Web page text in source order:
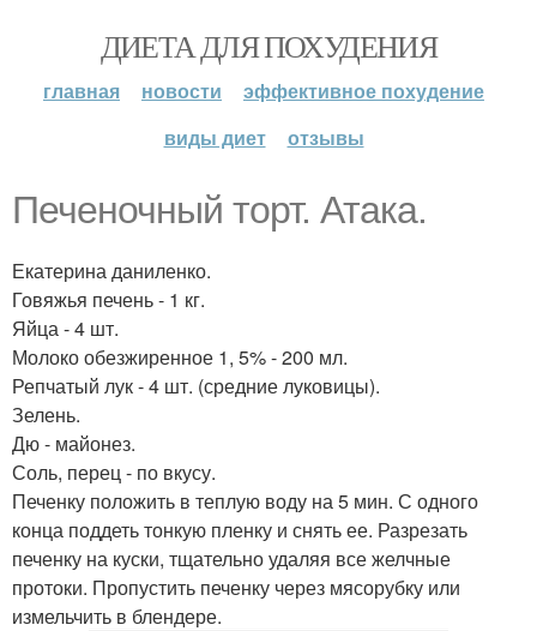
ДИЕТА ДЛЯ ПОХУДЕНИЯ
главная новости
эффективное похудение
виды диет
отзывы
Печеночный торт. Атака.
Екатерина даниленко.
Говяжья печень - 1 кг.
Яйца - 4 шт.
Молоко обезжиренное 1, 5% - 200 мл.
Репчатый лук - 4 шт. (средние луковицы).
Зелень.
Дю - майонез.
Соль, перец - по вкусу.
Печенку положить в теплую воду на 5 мин. С одного
конца поддеть тонкую пленку и снять ее. Разрезать
печенку на куски, тщательно удаляя все желчные
протоки. Пропустить печенку через мясорубку или
измельчить в блендере.